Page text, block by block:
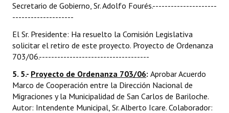
Secretario de Gobierno, Sr. Adolfo Fourés.---------------------
--------------------
El Sr. Presidente: Ha resuelto la Comisión Legislativa
solicitar el retiro de este proyecto. Proyecto de Ordenanza
703/06.------------------------------------
5. 5.- Proyecto de Ordenanza 703/06: Aprobar Acuerdo
Marco de Cooperación entre la Dirección Nacional de
Migraciones y la Municipalidad de San Carlos de Bariloche.
Autor: Intendente Municipal, Sr. Alberto Icare. Colaborador: